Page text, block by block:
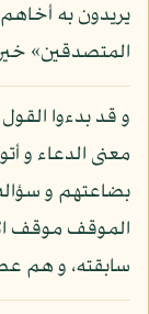
يريدون به أخاهم
المتصدقين»
و قد بدءوا
معنى الدعاء و
بضاعتهم و
الموقف موقف
سابقته، و هم